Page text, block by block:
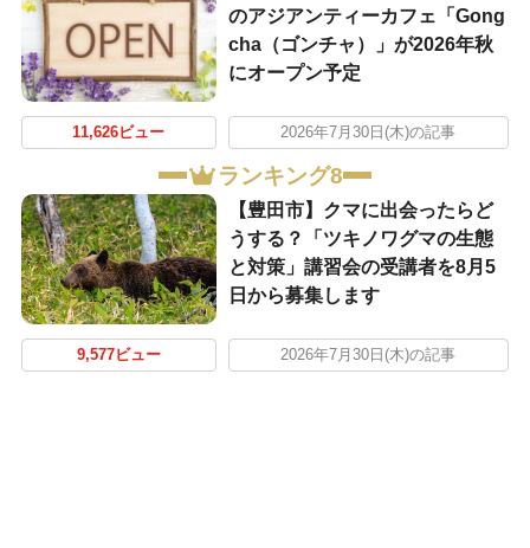
のアジアンティーカフェ「Gong
cha（ゴンチャ）」が2026年秋
にオープン予定
11,626ビュー 2026年7月30日(木)の記事
ランキング8
【豊田市】クマに出会ったらど
うする？「ツキノワグマの生態
と対策」講習会の受講者を8月5
日から募集します
9,577ビュー 2026年7月30日(木)の記事